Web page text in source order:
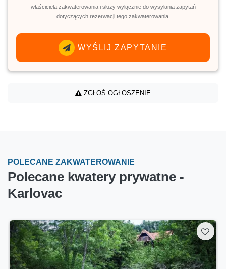
właściciela zakwaterowania i służy wyłącznie do wysyłania zapytań
dotyczących rezerwacji tego zakwaterowania.
WYŚLIJ ZAPYTANIE
ZGŁOŚ OGŁOSZENIE
POLECANE ZAKWATEROWANIE
Polecane kwatery prywatne -
Karlovac